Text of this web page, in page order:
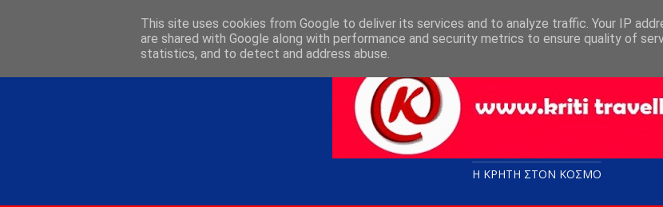
Η ΚΡΗΤΗ ΣΤΟN KOΣΜΟ
This site uses cookies from Google to deliver its services and to analyze traffic. Your IP
are shared with Google along with performance and security metrics to ensure quality of
statistics, and to detect and address abuse.